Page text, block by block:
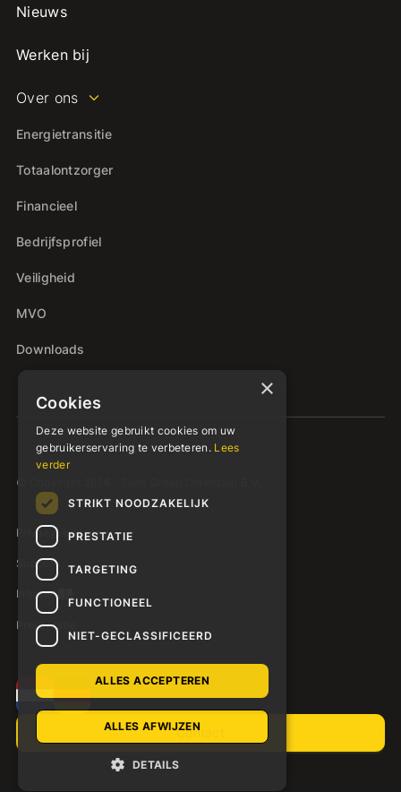
Nieuws
Werken bij
Over ons
Energietransitie
Totaalontzorger
Financieel
Bedrijfsprofiel
Veiligheid
MVO
Downloads
© Copyright 2026 - Siers Groep Oldenzaal B.V.
Privacyverklaring
Support
Intranet
Presentatie
Contact
×
Cookies
Deze website gebruikt cookies om uw
gebruikerservaring te verbeteren. Lees
verder
STRIKT NOODZAKELIJK
PRESTATIE
TARGETING
FUNCTIONEEL
NIET-GECLASSIFICEERD
ALLES ACCEPTEREN
ALLES AFWIJZEN
DETAILS